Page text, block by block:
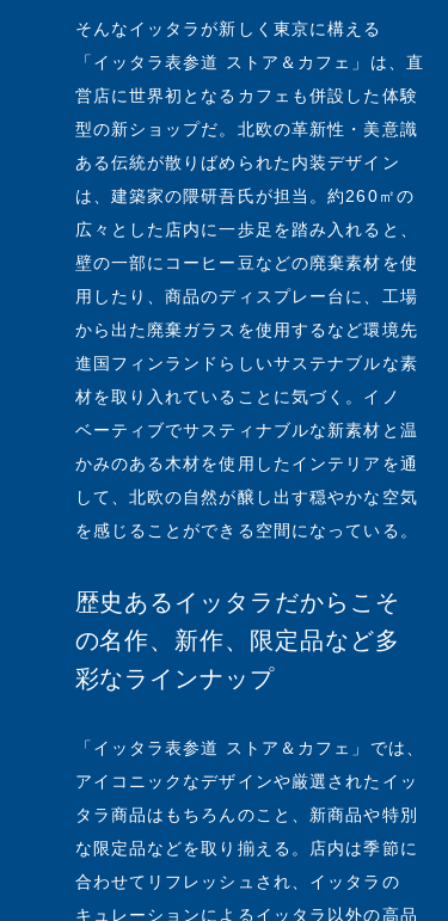
そんなイッタラが新しく東京に構える
「イッタラ表参道 ストア＆カフェ」は、直
営店に世界初となるカフェも併設した体験
型の新ショップだ。北欧の革新性・美意識
ある伝統が散りばめられた内装デザイン
は、建築家の隈研吾氏が担当。約260㎡の
広々とした店内に一歩足を踏み入れると、
壁の一部にコーヒー豆などの廃棄素材を使
用したり、商品のディスプレー台に、工場
から出た廃棄ガラスを使用するなど環境先
進国フィンランドらしいサステナブルな素
材を取り入れていることに気づく。イノ
ベーティブでサスティナブルな新素材と温
かみのある木材を使用したインテリアを通
して、北欧の自然が醸し出す穏やかな空気
を感じることができる空間になっている。
歴史あるイッタラだからこそ
の名作、新作、限定品など多
彩なラインナップ
「イッタラ表参道 ストア＆カフェ」では、
アイコニックなデザインや厳選されたイッ
タラ商品はもちろんのこと、新商品や特別
な限定品などを取り揃える。店内は季節に
合わせてリフレッシュされ、イッタラの
キュレーションによるイッタラ以外の高品